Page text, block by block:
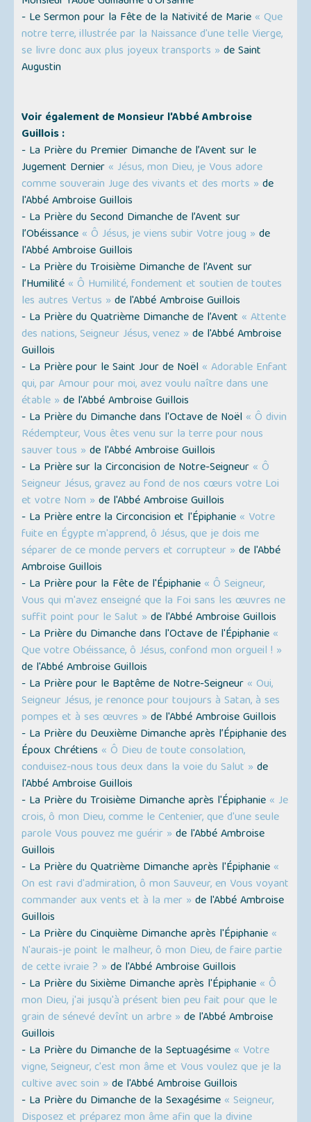
- Le Sermon pour la Fête de la Nativité de Marie « Que
notre terre, illustrée par la Naissance d'une telle Vierge,
se livre donc aux plus joyeux transports » de Saint
Augustin
Voir également de Monsieur l'Abbé Ambroise
Guillois :
- La Prière du Premier Dimanche de l’Avent sur le
Jugement Dernier « Jésus, mon Dieu, je Vous adore
comme souverain Juge des vivants et des morts » de
l'Abbé Ambroise Guillois
- La Prière du Second Dimanche de l’Avent sur
l’Obéissance « Ô Jésus, je viens subir Votre joug » de
l'Abbé Ambroise Guillois
- La Prière du Troisième Dimanche de l’Avent sur
l’Humilité « Ô Humilité, fondement et soutien de toutes
les autres Vertus » de l'Abbé Ambroise Guillois
- La Prière du Quatrième Dimanche de l’Avent « Attente
des nations, Seigneur Jésus, venez » de l'Abbé Ambroise
Guillois
- La Prière pour le Saint Jour de Noël « Adorable Enfant
qui, par Amour pour moi, avez voulu naître dans une
étable » de l'Abbé Ambroise Guillois
- La Prière du Dimanche dans l'Octave de Noël « Ô divin
Rédempteur, Vous êtes venu sur la terre pour nous
sauver tous » de l'Abbé Ambroise Guillois
- La Prière sur la Circoncision de Notre-Seigneur « Ô
Seigneur Jésus, gravez au fond de nos cœurs votre Loi
et votre Nom » de l'Abbé Ambroise Guillois
- La Prière entre la Circoncision et l'Épiphanie « Votre
fuite en Égypte m'apprend, ô Jésus, que je dois me
séparer de ce monde pervers et corrupteur » de l'Abbé
Ambroise Guillois
- La Prière pour la Fête de l'Épiphanie « Ô Seigneur,
Vous qui m'avez enseigné que la Foi sans les œuvres ne
suffit point pour le Salut » de l'Abbé Ambroise Guillois
- La Prière du Dimanche dans l'Octave de l'Épiphanie «
Que votre Obéissance, ô Jésus, confond mon orgueil ! »
de l'Abbé Ambroise Guillois
- La Prière pour le Baptême de Notre-Seigneur « Oui,
Seigneur Jésus, je renonce pour toujours à Satan, à ses
pompes et à ses œuvres » de l'Abbé Ambroise Guillois
- La Prière du Deuxième Dimanche après l’Épiphanie des
Époux Chrétiens « Ô Dieu de toute consolation,
conduisez-nous tous deux dans la voie du Salut » de
l'Abbé Ambroise Guillois
- La Prière du Troisième Dimanche après l'Épiphanie « Je
crois, ô mon Dieu, comme le Centenier, que d'une seule
parole Vous pouvez me guérir » de l'Abbé Ambroise
Guillois
- La Prière du Quatrième Dimanche après l'Épiphanie «
On est ravi d'admiration, ô mon Sauveur, en Vous voyant
commander aux vents et à la mer » de l'Abbé Ambroise
Guillois
- La Prière du Cinquième Dimanche après l'Épiphanie «
N'aurais-je point le malheur, ô mon Dieu, de faire partie
de cette ivraie ? » de l'Abbé Ambroise Guillois
- La Prière du Sixième Dimanche après l'Épiphanie « Ô
mon Dieu, j'ai jusqu'à présent bien peu fait pour que le
grain de sénevé devînt un arbre » de l'Abbé Ambroise
Guillois
- La Prière du Dimanche de la Septuagésime « Votre
vigne, Seigneur, c'est mon âme et Vous voulez que je la
cultive avec soin » de l'Abbé Ambroise Guillois
- La Prière du Dimanche de la Sexagésime « Seigneur,
Disposez et préparez mon âme afin que la divine